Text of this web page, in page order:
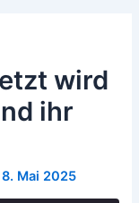
wird
ihr
8. Mai 2025